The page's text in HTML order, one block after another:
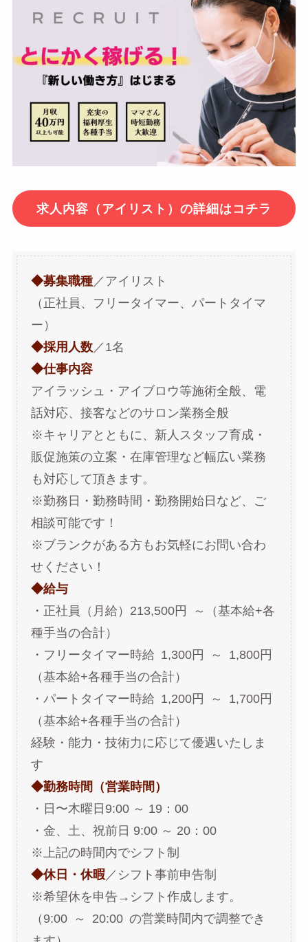
求人内容（アイリスト）の詳細はコチラ
◆募集職種／アイリスト
（正社員、フリータイマー、パートタイマ
ー）
◆採用人数／1名
◆仕事内容
アイラッシュ・アイブロウ等施術全般、電
話対応、接客などのサロン業務全般
※キャリアとともに、新人スタッフ育成・
販促施策の立案・在庫管理など幅広い業務
も対応して頂きます。
※勤務日・勤務時間・勤務開始日など、ご
相談可能です！
※ブランクがある方もお気軽にお問い合わ
せください！
◆給与
・正社員（月給）213,500円 ～（基本給+各
種手当の合計）
・フリータイマー時給 1,300円 ～ 1,800円
（基本給+各種手当の合計）
・パートタイマー時給 1,200円 ～ 1,700円
（基本給+各種手当の合計）
経験・能力・技術力に応じて優遇いたしま
す
◆勤務時間（営業時間）
・日〜木曜日9:00 ～ 19：00
・金、土、祝前日 9:00 ～ 20：00
※上記の時間内でシフト制
◆休日・休暇／シフト事前申告制
※希望休を申告→シフト作成します。
（9:00 ～ 20:00 の営業時間内で調整でき